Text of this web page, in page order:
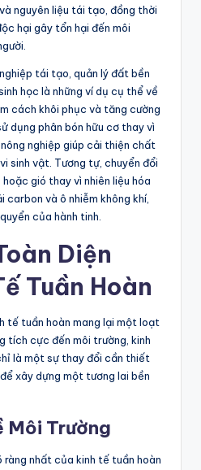
nguyên liệu tái tạo, đồng thời
hại gây tổn hại đến môi
tái tạo, quản lý đất bền
học là những ví dụ cụ thể về
cách khôi phục và tăng cường
dụng phân bón hữu cơ thay vì
nghiệp giúp cải thiện chất
sinh vật. Tương tự, chuyển đổi
gió thay vì nhiên liệu hóa
và ô nhiễm không khí,
của hành tinh.
Diện
Tuần Hoàn
tế tuần hoàn mang lại một loạt
tích cực đến môi trường, kinh
là một sự thay đổi cần thiết
xây dựng một tương lai bền
Môi Trường
ràng nhất của kinh tế tuần hoàn